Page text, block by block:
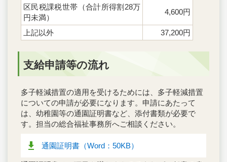
区民税課税世帯（合計所得割28万
円未満）
4,600円
上記以外 37,200円
支給申請等の流れ
多子軽減措置の適用を受けるためには、多子軽減措置
についての申請が必要になります。申請にあたって
は、幼稚園等の通園証明書など、添付書類が必要で
す。担当の総合福祉事務所へご相談ください。
通園証明書（Word：50KB）